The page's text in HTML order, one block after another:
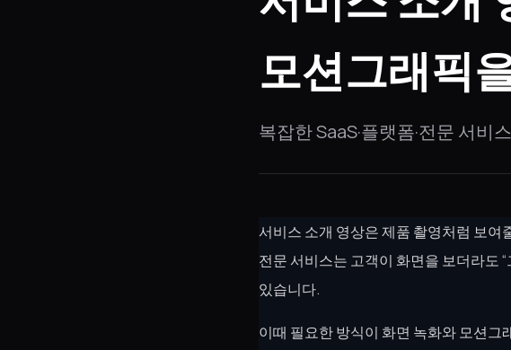
모션그래픽
복잡한 SaaS·플랫폼·전문 서
서비스 소개 영상은 제품 촬영처럼 보여
전문 서비스는 고객이 화면을 보더라도
있습니다.
이때 필요한 방식이 화면 녹화와 모션